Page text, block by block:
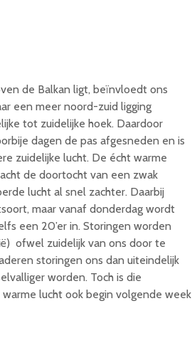
de Balkan ligt, beïnvloedt ons
een meer noord-zuid ligging
tot zuidelijke hoek. Daardoor
dagen de pas afgesneden en is
zuidelijke lucht. De écht warme
de doortocht van een zwak
lucht al snel zachter. Daarbij
maar vanaf donderdag wordt
een 20’er in. Storingen worden
ofwel zuidelijk van ons door te
storingen ons dan uiteindelijk
worden. Toch is die
lucht ook begin volgende week